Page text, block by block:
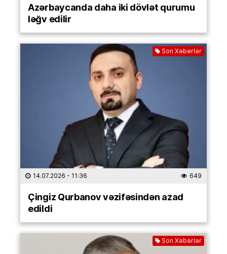
Azərbaycanda daha iki dövlət qurumu
ləğv edilir
Son Xəbərlər
14.07.2026 - 11:36 649
Çingiz Qurbanov vəzifəsindən azad
edildi
Son Xəbərlər